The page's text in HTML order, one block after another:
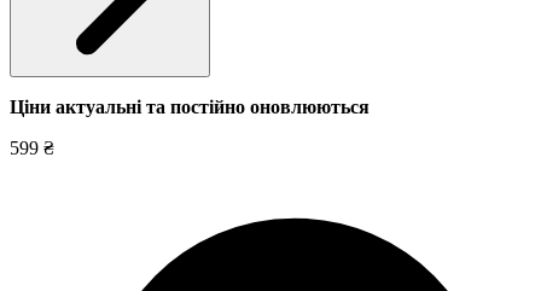
Ціни актуальні та постійно оновлюються
599 ₴